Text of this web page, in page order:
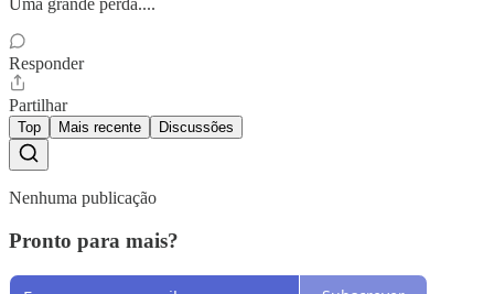
Uma grande perda....
Responder
Partilhar
Top Mais recente Discussões
Nenhuma publicação
Pronto para mais?